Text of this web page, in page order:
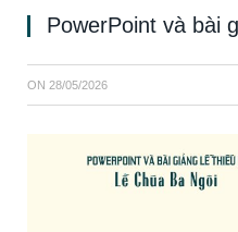
PowerPoint và bài
ON 28/05/2026